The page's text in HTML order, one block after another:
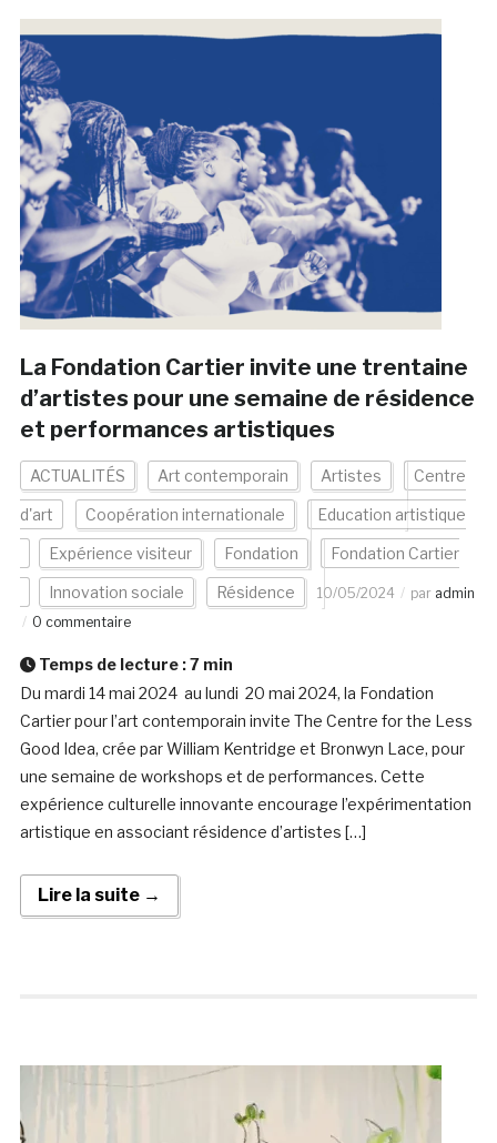
La Fondation Cartier invite une trentaine
d’artistes pour une semaine de résidence
et performances artistiques
ACTUALITÉS Art contemporain Artistes Centre
d'art Coopération internationale Education artistique
Expérience visiteur Fondation Fondation Cartier
Innovation sociale Résidence 10/05/2024 par admin
0 commentaire
Temps de lecture :7 min
Du mardi 14 mai 2024 au lundi 20 mai 2024, la Fondation
Cartier pour l’art contemporain invite The Centre for the Less
Good Idea, crée par William Kentridge et Bronwyn Lace, pour
une semaine de workshops et de performances. Cette
expérience culturelle innovante encourage l’expérimentation
artistique en associant résidence d’artistes […]
Lire la suite →